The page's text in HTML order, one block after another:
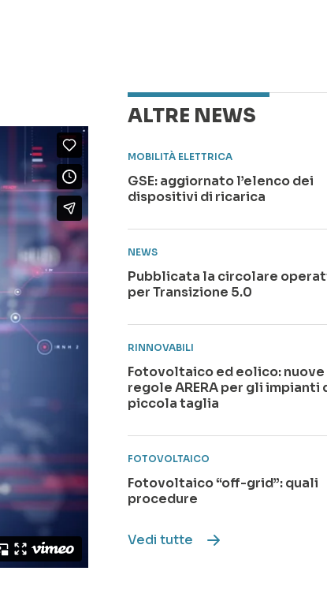
ALTRE NEWS
MOBILITÀ ELETTRICA
GSE: aggiornato l’elenco dei
dispositivi di ricarica
NEWS
Pubblicata la circolare
per Transizione 5.0
RINNOVABILI
Fotovoltaico ed eolico: nuove
regole ARERA per gli impianti
piccola taglia
FOTOVOLTAICO
Fotovoltaico “off-grid”: quali
procedure
Vedi tutte